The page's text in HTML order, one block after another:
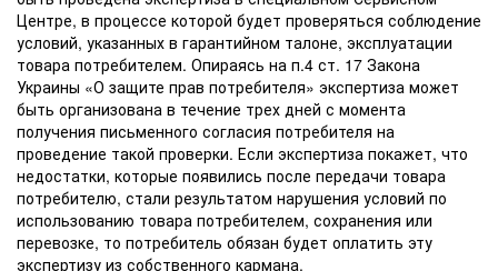
Центре, в процессе которой будет проверяться соблюдение
условий, указанных в гарантийном талоне, эксплуатации
товара потребителем. Опираясь на п.4 ст. 17 Закона
Украины «О защите прав потребителя» экспертиза может
быть организована в течение трех дней с момента
получения письменного согласия потребителя на
проведение такой проверки. Если экспертиза покажет, что
недостатки, которые появились после передачи товара
потребителю, стали результатом нарушения условий по
использованию товара потребителем, сохранения или
перевозке, то потребитель обязан будет оплатить эту
экспертизу из собственного кармана.